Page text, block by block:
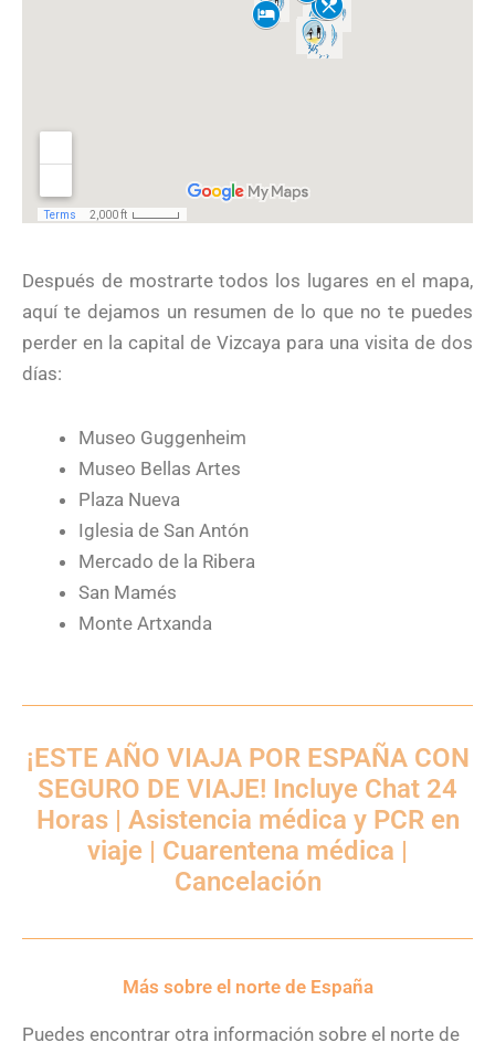
Después de mostrarte todos los lugares en el mapa,
aquí te dejamos un resumen de lo que no te puedes
perder en la capital de Vizcaya para una visita de dos
días:
Museo Guggenheim
Museo Bellas Artes
Plaza Nueva
Iglesia de San Antón
Mercado de la Ribera
San Mamés
Monte Artxanda
¡ESTE AÑO VIAJA POR ESPAÑA CON
SEGURO DE VIAJE! Incluye Chat 24
Horas | Asistencia médica y PCR en
viaje | Cuarentena médica |
Cancelación
Más sobre el norte de España
Puedes encontrar otra información sobre el norte de